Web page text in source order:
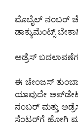
ಮೊಬೈಲ್ ನಂಬರ್
ಡಾಕ್ಯುಮೆಂಟ್ಸ್
ಅಡ್ರೆಸ್
ಈ ಚೇಂಜಸ್
ಯಾವುದೇ
ನಂಬರ್ ಮತ್ತು
ಸೆಂಟರ್‌ಗೆ ಹೋಗಿ